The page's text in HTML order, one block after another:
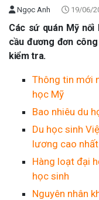
Ngọc Anh 19/06/
Các sứ quán Mỹ
cầu đương đơn
kiểm tra.
Thông tin mới
học Mỹ
Bao nhiêu du
Du học sinh
lương cao
Hàng loạt đại
học sinh
Nguyên nhân